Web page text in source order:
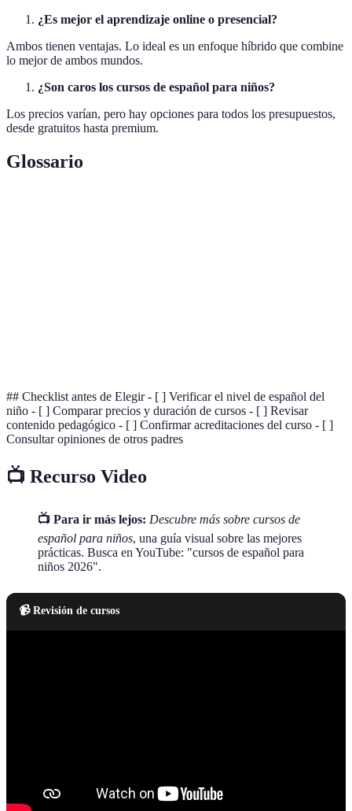
¿Es mejor el aprendizaje online o presencial?
Ambos tienen ventajas. Lo ideal es un enfoque híbrido que combine
lo mejor de ambos mundos.
¿Son caros los cursos de español para niños?
Los precios varían, pero hay opciones para todos los presupuestos,
desde gratuitos hasta premium.
Glossario
## Checklist antes de Elegir - [ ] Verificar el nivel de español del
niño - [ ] Comparar precios y duración de cursos - [ ] Revisar
contenido pedagógico - [ ] Confirmar acreditaciones del curso - [ ]
Consultar opiniones de otros padres
📺 Recurso Video
📺 Para ir más lejos: Descubre más sobre cursos de
español para niños, una guía visual sobre las mejores
prácticas. Busca en YouTube: "cursos de español para
niños 2026".
📹 Revisión de cursos